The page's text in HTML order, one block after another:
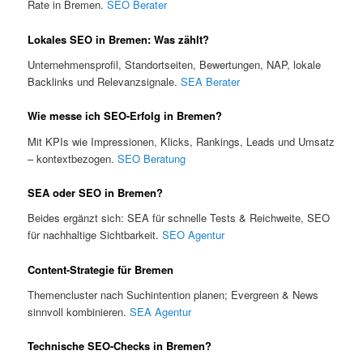
Rate in Bremen.SEO Berater
Lokales SEO in Bremen: Was zählt?
Unternehmensprofil, Standortseiten, Bewertungen, NAP, lokale
Backlinks und Relevanzsignale.SEA Berater
Wie messe ich SEO-Erfolg in Bremen?
Mit KPIs wie Impressionen, Klicks, Rankings, Leads und Umsatz
– kontextbezogen.SEO Beratung
SEA oder SEO in Bremen?
Beides ergänzt sich: SEA für schnelle Tests & Reichweite, SEO
für nachhaltige Sichtbarkeit.SEO Agentur
Content-Strategie für Bremen
Themencluster nach Suchintention planen; Evergreen & News
sinnvoll kombinieren.SEA Agentur
Technische SEO-Checks in Bremen?